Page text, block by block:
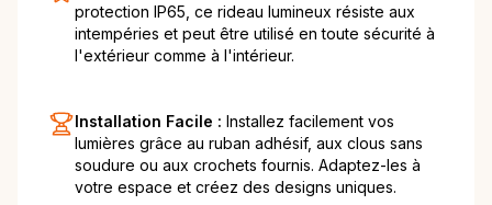
protection IP65, ce rideau lumineux résiste aux
intempéries et peut être utilisé en toute sécurité à
l'extérieur comme à l'intérieur.
Installation Facile : Installez facilement vos
lumières grâce au ruban adhésif, aux clous sans
soudure ou aux crochets fournis. Adaptez-les à
votre espace et créez des designs uniques.